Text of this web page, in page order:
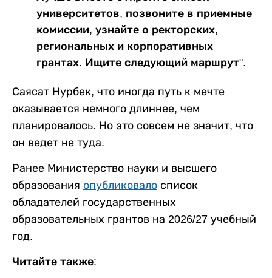
университетов, позвоните в приемные
комиссии, узнайте о ректорских,
региональных и корпоративных
грантах. Ищите следующий маршрут".
Саясат Нурбек, что иногда путь к мечте
оказывается немного длиннее, чем
планировалось. Но это совсем не значит, что
он ведет не туда.
Ранее Министерство науки и высшего
образования опубликовало список
обладателей государственных
образовательных грантов на 2026/27 учебный
год.
Читайте также: